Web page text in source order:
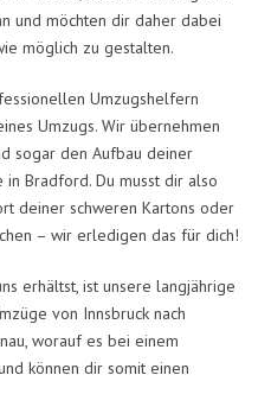
und möchten dir daher dabei
möglich zu gestalten.
Umzugshelfern
Umzugs. Wir übernehmen
sogar den Aufbau deiner
Bradford. Du musst dir also
deiner schweren Kartons oder
– wir erledigen das für dich!
erhältst, ist unsere langjährige
von Innsbruck nach
worauf es bei einem
können dir somit einen